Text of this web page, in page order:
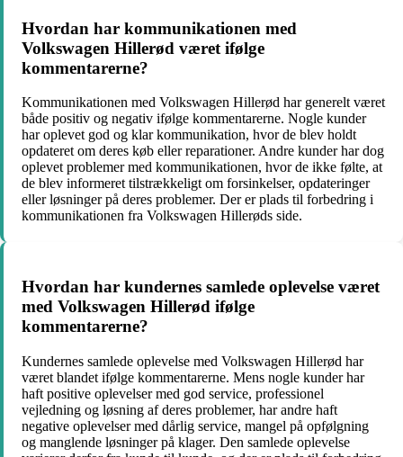
Hvordan har kommunikationen med
Volkswagen Hillerød været ifølge
kommentarerne?
Kommunikationen med Volkswagen Hillerød har generelt været
både positiv og negativ ifølge kommentarerne. Nogle kunder
har oplevet god og klar kommunikation, hvor de blev holdt
opdateret om deres køb eller reparationer. Andre kunder har dog
oplevet problemer med kommunikationen, hvor de ikke følte, at
de blev informeret tilstrækkeligt om forsinkelser, opdateringer
eller løsninger på deres problemer. Der er plads til forbedring i
kommunikationen fra Volkswagen Hillerøds side.
Hvordan har kundernes samlede oplevelse været
med Volkswagen Hillerød ifølge
kommentarerne?
Kundernes samlede oplevelse med Volkswagen Hillerød har
været blandet ifølge kommentarerne. Mens nogle kunder har
haft positive oplevelser med god service, professionel
vejledning og løsning af deres problemer, har andre haft
negative oplevelser med dårlig service, mangel på opfølgning
og manglende løsninger på klager. Den samlede oplevelse